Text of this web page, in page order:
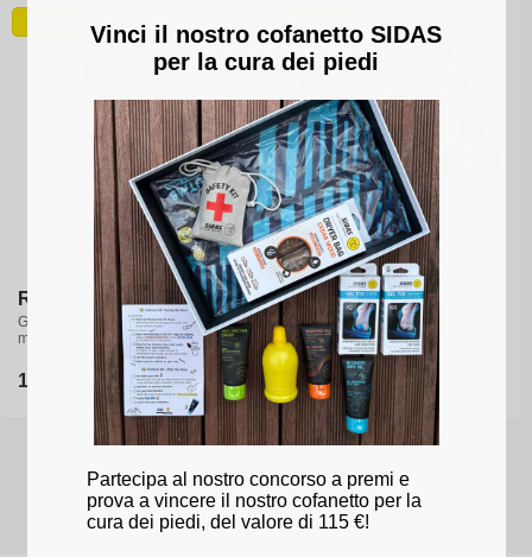
Riscaldamento Gel
Gel riscaldante per riscaldamento
muscolare pre e post esercizio
Prezzo
14,95€
Protezione antiscivolo -
Snow Walk
Ramponi antiscivolo per
camminare sulla neve
Prezzo
di
listino
19,95€
1 … 4 5 6
Vinci il nostro cofanetto SIDAS
per la cura dei piedi
Partecipa al nostro concorso a premi e
prova a vincere il nostro cofanetto per la
cura dei piedi, del valore di 115 €!